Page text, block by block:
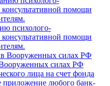
психолого-
консультативной помощи
силах РФ